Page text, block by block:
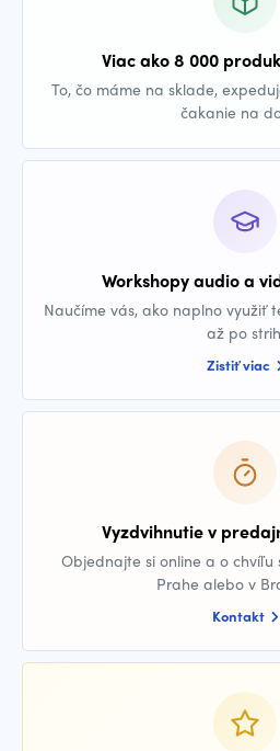
Viac ako 8 000
To, čo máme na sklade,
čakanie na
Workshopy audio a
Naučíme vás, ako naplno využiť
až po
Zistiť viac
Vyzdvihnutie v
Objednajte si online a o chvíľu
Prahe alebo v
Kontakt